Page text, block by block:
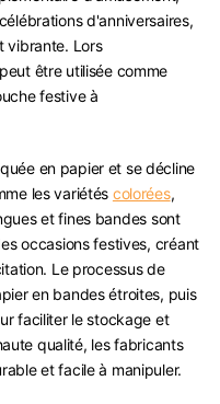
d'anniversaires,
vibrante. Lors
être utilisée comme
festive à
en papier et se décline
les variétés colorées,
et fines bandes sont
occasions festives, créant
Le processus de
en bandes étroites, puis
faciliter le stockage et
qualité, les fabricants
et facile à manipuler.